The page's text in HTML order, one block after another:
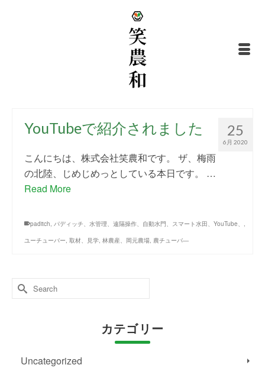
25
6月 2020
YouTubeで紹介されました
こんにちは、株式会社笑農和です。 ザ、梅雨
の北陸、じめじめっとしている本日です。 …
Read More
paditch, パディッチ、水管理、遠隔操作、自動水門、スマート水田、YouTube、 ,
ユーチューバー, 取材、見学, 林農産、岡元農場, 農チューバ―
Search
for:
カテゴリー
Uncategorized